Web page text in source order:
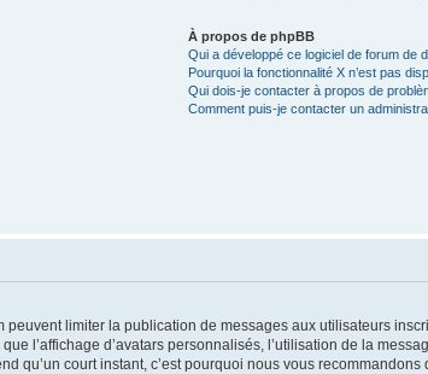
À propos de phpBB
Qui a développé ce logiciel de forum de
Pourquoi la fonctionnalité X n’est pas
Qui dois-je contacter à propos de
Comment puis-je contacter un
limiter la publication de messages aux utilisateurs
l’affichage d’avatars personnalisés, l’utilisation de la
qu’un court instant, c’est pourquoi nous vous recommandons